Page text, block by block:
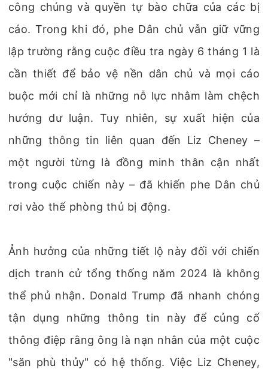
công chúng và quyền tự bào chữa của các bị
cáo. Trong khi đó, phe Dân chủ vẫn giữ vững
lập trường rằng cuộc điều tra ngày 6 tháng 1 là
cần thiết để bảo vệ nền dân chủ và mọi cáo
buộc mới chỉ là những nỗ lực nhằm làm chệch
hướng dư luận. Tuy nhiên, sự xuất hiện của
những thông tin liên quan đến Liz Cheney –
một người từng là đồng minh thân cận nhất
trong cuộc chiến này – đã khiến phe Dân chủ
rơi vào thế phòng thủ bị động.
Ảnh hưởng của những tiết lộ này đối với chiến
dịch tranh cử tổng thống năm 2024 là không
thể phủ nhận. Donald Trump đã nhanh chóng
tận dụng những thông tin này để củng cố
thông điệp rằng ông là nạn nhân của một cuộc
"săn phù thủy" có hệ thống. Việc Liz Cheney,